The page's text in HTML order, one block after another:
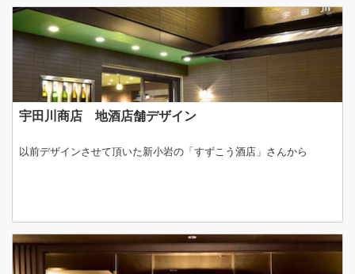
宇田川商店 地酒店舗デザイン
以前デザインさせて頂いた新小岩の「すずこう酒店」さんから